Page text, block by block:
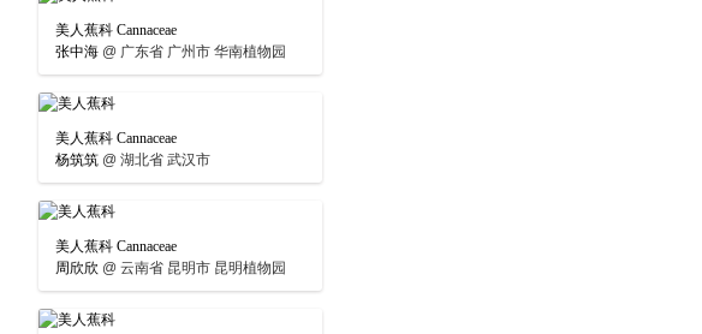
美人蕉科 Cannaceae
张中海 @ 广东省 广州市 华南植物园
美人蕉科 Cannaceae
杨筑筑 @ 湖北省 武汉市
美人蕉科 Cannaceae
周欣欣 @ 云南省 昆明市 昆明植物园